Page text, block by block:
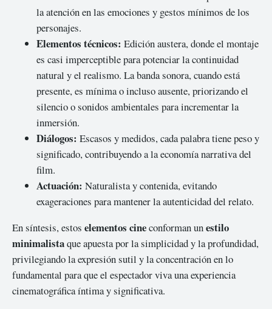
la atención en las emociones y gestos mínimos de los
personajes.
Elementos técnicos: Edición austera, donde el montaje
es casi imperceptible para potenciar la continuidad
natural y el realismo. La banda sonora, cuando está
presente, es mínima o incluso ausente, priorizando el
silencio o sonidos ambientales para incrementar la
inmersión.
Diálogos: Escasos y medidos, cada palabra tiene peso y
significado, contribuyendo a la economía narrativa del
film.
Actuación: Naturalista y contenida, evitando
exageraciones para mantener la autenticidad del relato.
En síntesis, estos elementos cineconforman unestilo
minimalistaque apuesta por la simplicidad y la profundidad,
privilegiando la expresión sutil y la concentración en lo
fundamental para que el espectador viva una experiencia
cinematográfica íntima y significativa.